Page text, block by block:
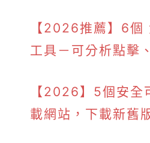
【2026推薦】6個
工具－可分析點擊
【2026】5個安全
載網站，下載新舊